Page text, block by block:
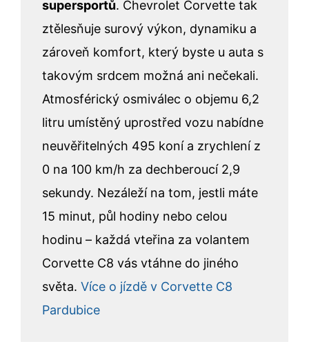
supersportů. Chevrolet Corvette tak
ztělesňuje surový výkon, dynamiku a
zároveň komfort, který byste u auta s
takovým srdcem možná ani nečekali.
Atmosférický osmiválec o objemu 6,2
litru umístěný uprostřed vozu nabídne
neuvěřitelných 495 koní a zrychlení z
0 na 100 km/h za dechberoucí 2,9
sekundy. Nezáleží na tom, jestli máte
15 minut, půl hodiny nebo celou
hodinu – každá vteřina za volantem
Corvette C8 vás vtáhne do jiného
světa.Více o jízdě v Corvette C8
Pardubice